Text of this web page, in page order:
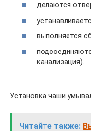
делаются
выполняется
канализация).
Установка чаши
Читайте также: